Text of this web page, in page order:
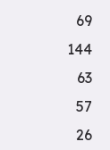
69
144
63
57
26